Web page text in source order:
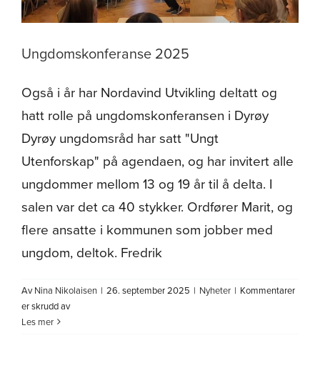
nord
Ungdomskonferanse 2025
Også i år har Nordavind Utvikling deltatt og
hatt rolle på ungdomskonferansen i Dyrøy
Dyrøy ungdomsråd har satt "Ungt
Utenforskap" på agendaen, og har invitert alle
ungdommer mellom 13 og 19 år til å delta. I
salen var det ca 40 stykker. Ordfører Marit, og
flere ansatte i kommunen som jobber med
ungdom, deltok. Fredrik
AvNina Nikolaisen | 26. september 2025 | Nyheter | Kommentarer
er skrudd avfor
Les mer